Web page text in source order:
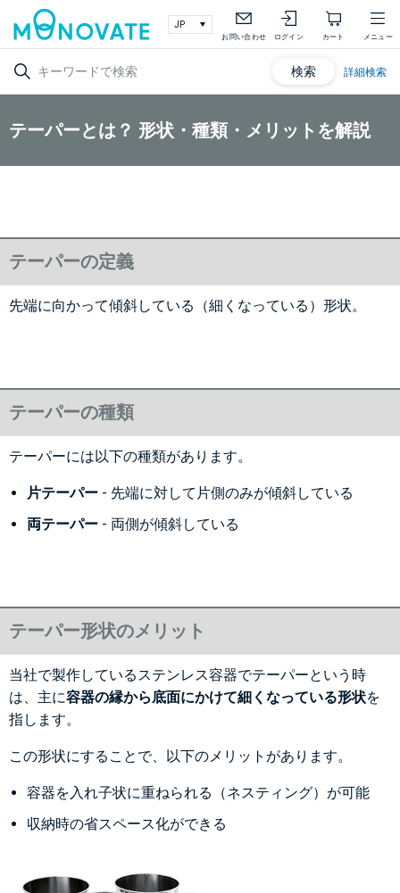
お問い合わせ ログイン カート メニュー
検索 詳細検索
テーパーとは？ 形状・種類・メリットを解説
テーパーの定義
先端に向かって傾斜している（細くなっている）形状。
テーパーの種類
テーパーには以下の種類があります。
片テーパー - 先端に対して片側のみが傾斜している
両テーパー - 両側が傾斜している
テーパー形状のメリット
当社で製作しているステンレス容器でテーパーという時
は、主に容器の縁から底面にかけて細くなっている形状を
指します。
この形状にすることで、以下のメリットがあります。
容器を入れ子状に重ねられる（ネスティング）が可能
収納時の省スペース化ができる